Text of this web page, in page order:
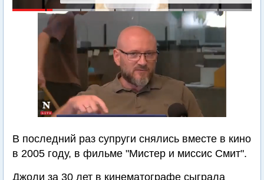
В последний раз супруги снялись вместе в кино
в 2005 году, в фильме "Мистер и миссис Смит".
Джоли за 30 лет в кинематографе сыграла